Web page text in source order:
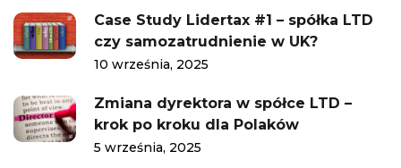
Case Study Lidertax #1 – spółka LTD
czy samozatrudnienie w UK?
10 września, 2025
Zmiana dyrektora w spółce LTD –
krok po kroku dla Polaków
5 września, 2025